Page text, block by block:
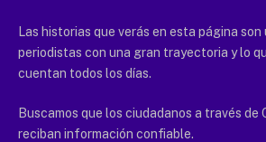
Las historias que verás en esta página
periodistas con una gran trayectoria y lo
cuentan todos los días.
Buscamos que los ciudadanos a través de
reciban información confiable.